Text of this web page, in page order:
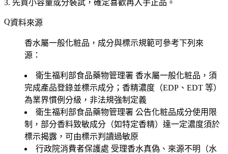
先買小容量或分裝試 ，確定喜歡再入手正品。
資料來源
香水屬一般化粧品，成分與標示規範可參考下列來
源：
衛生福利部食品藥物管理署 香水屬一般化粧品，須
完成產品登錄並標示成分；香精濃度（EDP、EDT 等）
為業界慣例分級，非法規強制定義
衛生福利部食品藥物管理署 公告化粧品成分使用限
制，部分香料致敏成分（如特定香精）達一定濃度須於
標示揭露，可由標示判讀過敏原
行政院消費者保護處 受理香水真偽、來源不明（水